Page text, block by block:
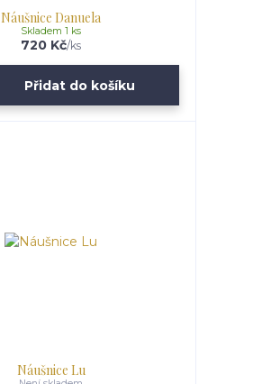
Náušnice Danuela
720 Kč/ks
Skladem 1 ks
Přidat do košíku
Náušnice Lu